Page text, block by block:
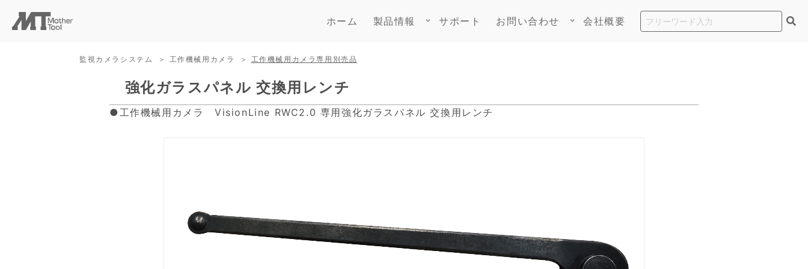
ホーム 製品情報 keyboard_arrow_down サポート お問い合わせ keyboard_arrow_down 会社概要
監視カメラシステム 工作機械用カメラ 工作機械用カメラ専用別売品
強化ガラスパネル 交換用レンチ
●工作機械用カメラ VisionLine RWC2.0 専用強化ガラスパネル 交換用レンチ